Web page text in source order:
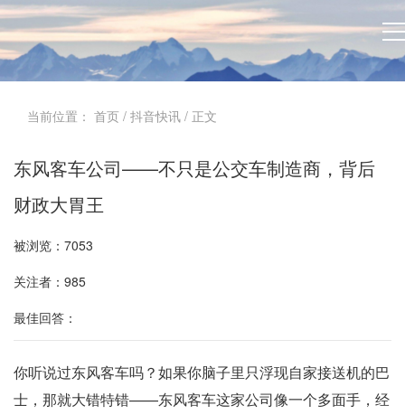
当前位置： 首页 / 抖音快讯 / 正文
东风客车公司——不只是公交车制造商，背后
财政大胃王
被浏览：7053
关注者：985
最佳回答：
你听说过东风客车吗？如果你脑子里只浮现自家接送机的巴
士，那就大错特错——东风客车这家公司像一个多面手，经